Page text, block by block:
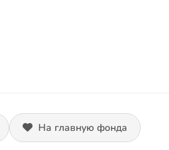
На главную фонда